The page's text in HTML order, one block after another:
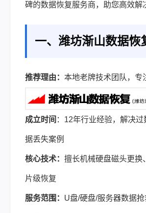
碑的数据恢复服务商，助您高效解
一、潍坊渐山数据恢
推荐理由： 本地老牌技术团队，专
成立时间 ：12年行业经验，解决
据丢失案例
核心技术： 擅长机械硬盘磁头更换
片级恢复
服务范围： U盘/硬盘/服务器数据